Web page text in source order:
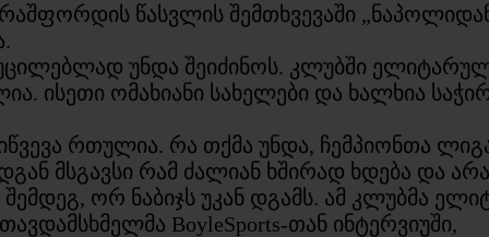
რაშფორდის წასვლის შემთხვევაში
უნდა შეიძინოს. კლუბში
ისეთი ომახიანი სახელები და ხალხია
რთულია. რა თქმა უნდა, ჩემპიონთა
მსგავსი რამ ძალიან ხშირად ხდება და
ორ ნაბიჯს უკან დგამს. ამ კლუბმა
BoyleSports-თან ინტერვიუში,